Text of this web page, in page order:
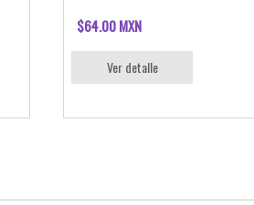
$64.00 MXN
Ver detalle